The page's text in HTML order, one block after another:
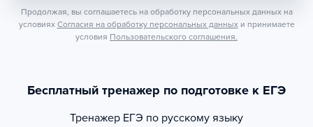
Продолжая, вы соглашаетесь на обработку персональных данных на
условиях Согласия на обработку персональных данных и принимаете
условия Пользовательского соглашения.
Бесплатный тренажер по подготовке к ЕГЭ
Тренажер ЕГЭ по русскому языку